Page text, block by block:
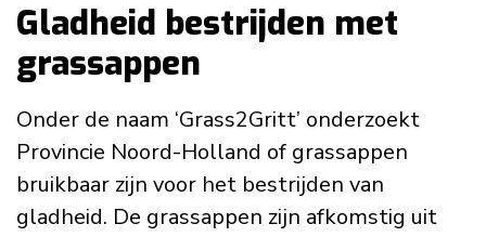
Gladheid bestrijden met
grassappen
Onder de naam ‘Grass2Gritt’ onderzoekt
Provincie Noord-Holland of grassappen
bruikbaar zijn voor het bestrijden van
gladheid. De grassappen zijn afkomstig uit